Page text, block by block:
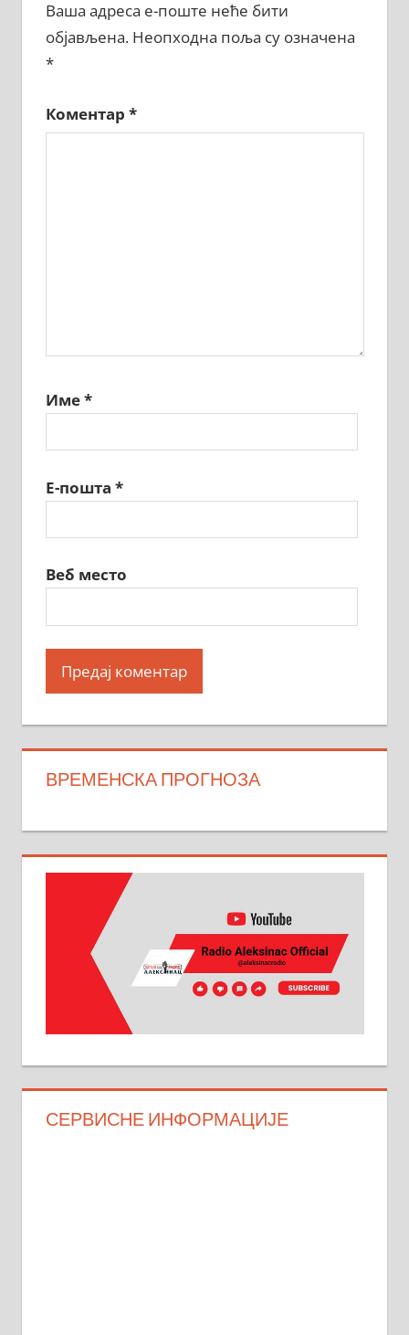
Ваша адреса е-поште неће бити
објављена. Неопходна поља су означена
*
Коментар *
Име*
Е-пошта *
Веб место
ВРЕМЕНСКА ПРОГНОЗА
СЕРВИСНЕ ИНФОРМАЦИЈЕ